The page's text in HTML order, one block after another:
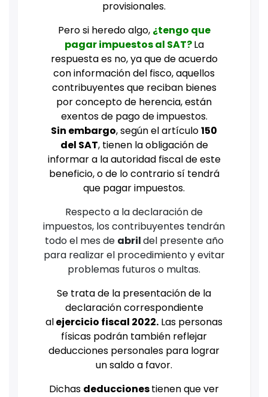
provisionales.
Pero si heredo algo, ¿tengo que
pagar impuestos al SAT?La
respuesta es no, ya que de acuerdo
con información del fisco, aquellos
contribuyentes que reciban bienes
por concepto de herencia, están
exentos de pago de impuestos.
Sin embargo, según el artículo150
del SAT, tienen la obligación de
informar a la autoridad fiscal de este
beneficio, o de lo contrario sí tendrá
que pagar impuestos.
Respecto a la declaración de
impuestos, los contribuyentes tendrán
todo el mes de abrildel presente año
para realizar el procedimiento y evitar
problemas futuros o multas.
Se trata de la presentación de la
declaración correspondiente
alejercicio fiscal 2022. Las personas
físicas podrán también reflejar
deducciones personales para lograr
un saldo a favor.
Dichas deduccionestienen que ver